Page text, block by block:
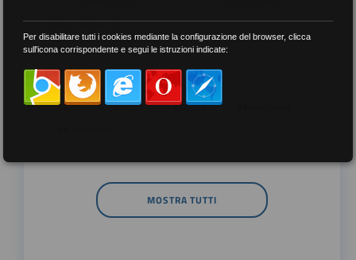
meno recenti
per tag
##DS ##FGU ##Gilda
MOSTRA TUTTI
Per disabilitare tutti i cookies mediante la configurazione del browser, clicca
sull'icona corrispondente e segui le istruzioni indicate: